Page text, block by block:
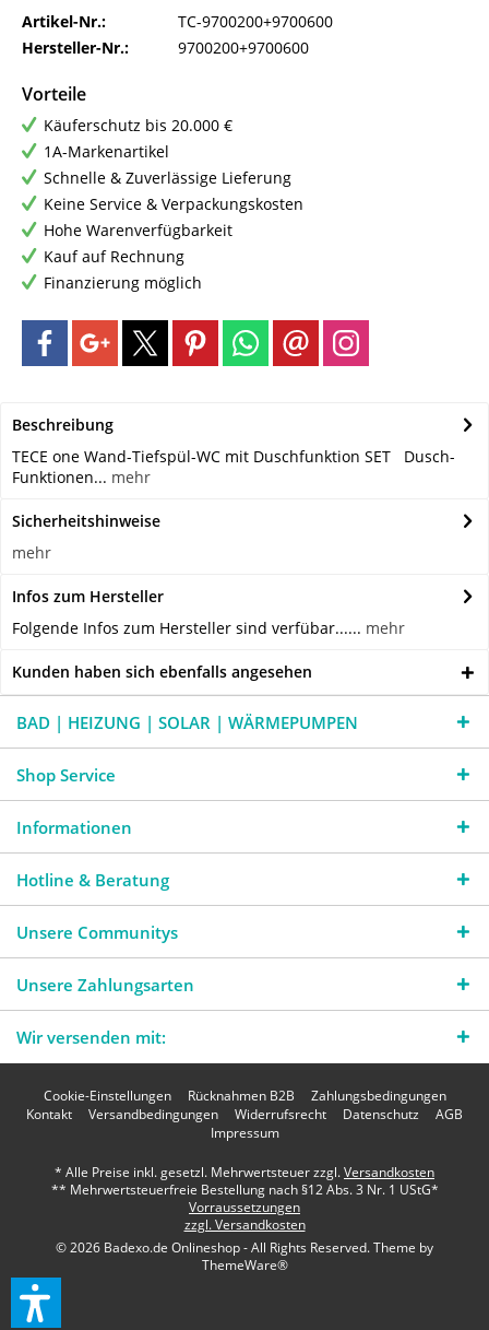
Artikel-Nr.:
TC-9700200+9700600
Hersteller-Nr.:
9700200+9700600
Vorteile
Käuferschutz bis 20.000 €
1A-Markenartikel
Schnelle & Zuverlässige Lieferung
Keine Service & Verpackungskosten
Hohe Warenverfügbarkeit
Kauf auf Rechnung
Finanzierung möglich
Beschreibung
TECE one Wand-Tiefspül-WC mit Duschfunktion SET Dusch-
Funktionen... mehr
Sicherheitshinweise
mehr
Infos zum Hersteller
Folgende Infos zum Hersteller sind verfübar...... mehr
Kunden haben sich ebenfalls angesehen
BAD | HEIZUNG | SOLAR | WÄRMEPUMPEN
Shop Service
Informationen
Hotline & Beratung
Unsere Communitys
Unsere Zahlungsarten
Wir versenden mit:
Cookie-Einstellungen Rücknahmen B2B
Zahlungsbedingungen
Kontakt
Versandbedingungen Widerrufsrecht Datenschutz
AGB
Impressum
* Alle Preise inkl. gesetzl. Mehrwertsteuer zzgl.Versandkosten
** Mehrwertsteuerfreie Bestellung nach §12 Abs. 3 Nr. 1 UStG*
Vorraussetzungen
zzgl. Versandkosten
© 2026 Badexo.de Onlineshop - All Rights Reserved. Theme by
ThemeWare®